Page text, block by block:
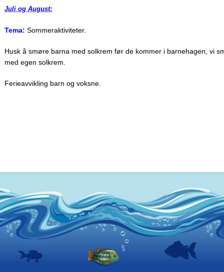
Juli og August:
Tema: Sommeraktiviteter.
Husk å smøre barna med solkrem før de kommer i barnehagen, vi
med egen solkrem.
Ferieavvikling barn og voksne.